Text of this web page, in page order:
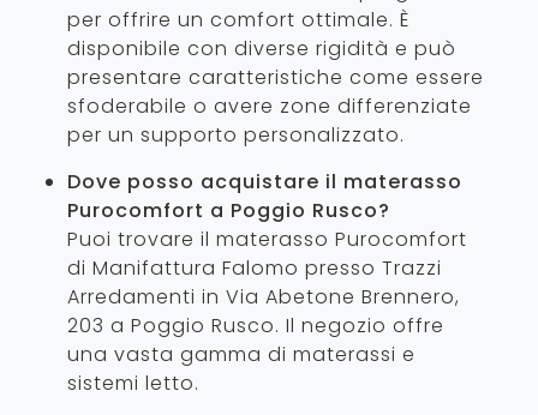
per offrire un comfort ottimale. È
disponibile con diverse rigidità e può
presentare caratteristiche come essere
sfoderabile o avere zone differenziate
per un supporto personalizzato.
Dove posso acquistare il materasso
Purocomfort a Poggio Rusco?
Puoi trovare il materasso Purocomfort
di Manifattura Falomo presso Trazzi
Arredamenti in Via Abetone Brennero,
203 a Poggio Rusco. Il negozio offre
una vasta gamma di materassi e
sistemi letto.